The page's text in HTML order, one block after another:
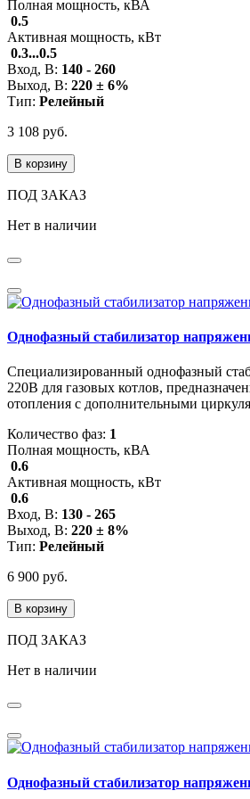
Полная мощность, кВА
0.5
Активная мощность, кВт
0.3...0.5
Вход, В: 140 - 260
Выход, В: 220 ± 6%
Тип: Релейный
3 108 руб.
В корзину
ПОД ЗАКАЗ
Нет в наличии
Однофазный стабилизатор
Специализированный однофазный
220В для газовых котлов,
отопления с дополнительными
Количество фаз: 1
Полная мощность, кВА
0.6
Активная мощность, кВт
0.6
Вход, В: 130 - 265
Выход, В: 220 ± 8%
Тип: Релейный
6 900 руб.
В корзину
ПОД ЗАКАЗ
Нет в наличии
Однофазный стабилизатор